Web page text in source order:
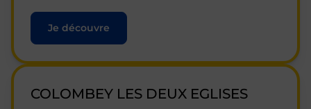
Je découvre
COLOMBEY LES DEUX EGLISES